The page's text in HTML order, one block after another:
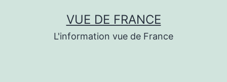
VUE DE FRANCE
L'information vue de France